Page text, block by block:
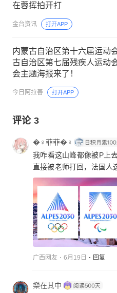
在蓉挥拍开打
金台资讯 打开APP
内蒙古自治区第十六届运动
古自治区第七届残疾人运动
会主题海报来了！
今日阿拉善 打开APP
评论 3
�‍♀️菲菲�‍♀️
我咋看这山峰都像被P上
直接被老师打回，法国人
广西网友 6月19日 回复
樂在其中